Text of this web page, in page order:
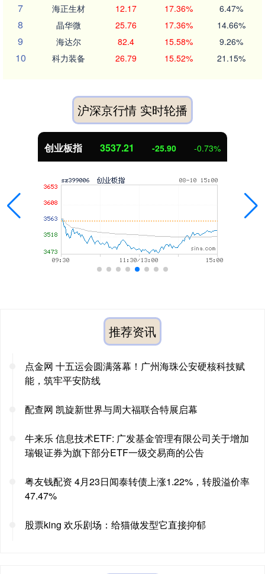
7 海正生材 12.17 17.36% 6.47%
8 晶华微 25.76 17.36% 14.66%
9 海达尔 82.4 15.58% 9.26%
10 科力装备 26.79 15.52% 21.15%
沪深京行情 实时轮播
创业板指 3537.21 -25.90 -0.73%
推荐资讯
点金网 十五运会圆满落幕！广州海珠公安硬核科技赋
能，筑牢平安防线
配查网 凯旋新世界与周大福联合特展启幕
牛来乐 信息技术ETF: 广发基金管理有限公司关于增加
瑞银证券为旗下部分ETF一级交易商的公告
粤友钱配资 4月23日闻泰转债上涨1.22%，转股溢价率
47.47%
股票king 欢乐剧场：给猫做发型它直接抑郁